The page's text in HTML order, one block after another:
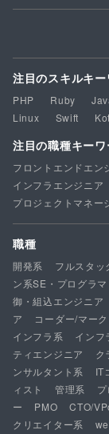
注目のスキルキー
PHP Ruby
Linux
Swift
注目の職種キーワ
フロントエンドエン
インフラエンジニア
プロジェクトマネー
職種
開発系 フルスタッ
ン系SE・プログラマ
御・組込エンジニア
ア
コーダー/マー
インフラ系
インフ
ティエンジニア
ク
ンサルタント系
IT
ィスト
管理系
ー
PMO CTO/
クリエイター系